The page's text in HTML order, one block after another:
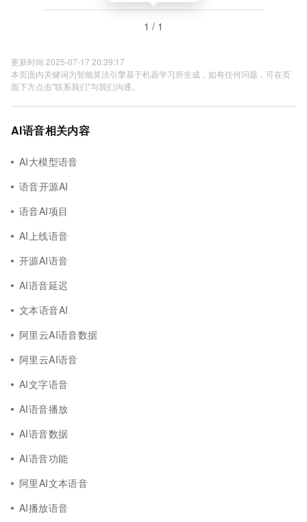
1 / 1
更新时间 2025-07-17 20:39:17
本页面内关键词为智能算法引擎基于机器学习所生成，如有任何问题，可在页
面下方点击"联系我们"与我们沟通。
AI语音相关内容
AI大模型语音
语音开源AI
语音AI项目
AI上线语音
开源AI语音
AI语音延迟
文本语音AI
阿里云AI语音数据
阿里云AI语音
AI文字语音
AI语音播放
AI语音数据
AI语音功能
阿里AI文本语音
AI播放语音